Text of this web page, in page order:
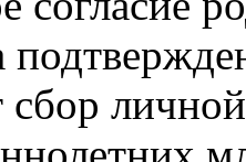
сбор